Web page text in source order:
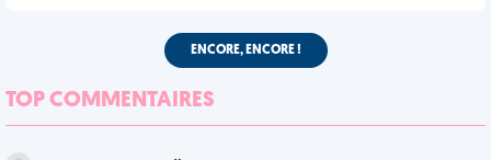
ENCORE, ENCORE !
TOP COMMENTAIRES